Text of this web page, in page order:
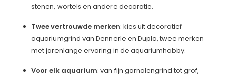
stenen, wortels en andere decoratie.
Twee vertrouwde merken: kies uit decoratief
aquariumgrind van Dennerle en Dupla, twee merken
met jarenlange ervaring in de aquariumhobby.
Voor elk aquarium: van fijn garnalengrind tot grof,